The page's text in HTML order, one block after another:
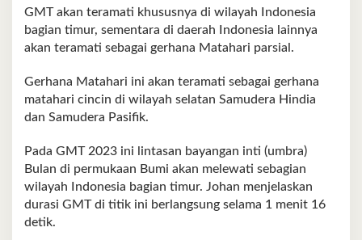
GMT akan teramati khususnya di wilayah Indonesia
bagian timur, sementara di daerah Indonesia lainnya
akan teramati sebagai gerhana Matahari parsial.
Gerhana Matahari ini akan teramati sebagai gerhana
matahari cincin di wilayah selatan Samudera Hindia
dan Samudera Pasifik.
Pada GMT 2023 ini lintasan bayangan inti (umbra)
Bulan di permukaan Bumi akan melewati sebagian
wilayah Indonesia bagian timur. Johan menjelaskan
durasi GMT di titik ini berlangsung selama 1 menit 16
detik.